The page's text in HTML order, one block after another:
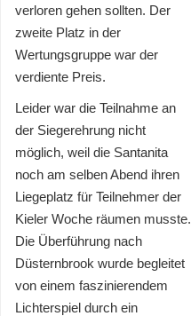
verloren gehen sollten. Der
zweite Platz in der
Wertungsgruppe war der
verdiente Preis.
Leider war die Teilnahme an
der Siegerehrung nicht
möglich, weil die Santanita
noch am selben Abend ihren
Liegeplatz für Teilnehmer der
Kieler Woche räumen musste.
Die Überführung nach
Düsternbrook wurde begleitet
von einem faszinierendem
Lichterspiel durch ein